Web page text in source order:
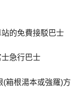
的免費接駁巴士
急行巴士
(箱根湯本或強羅)方